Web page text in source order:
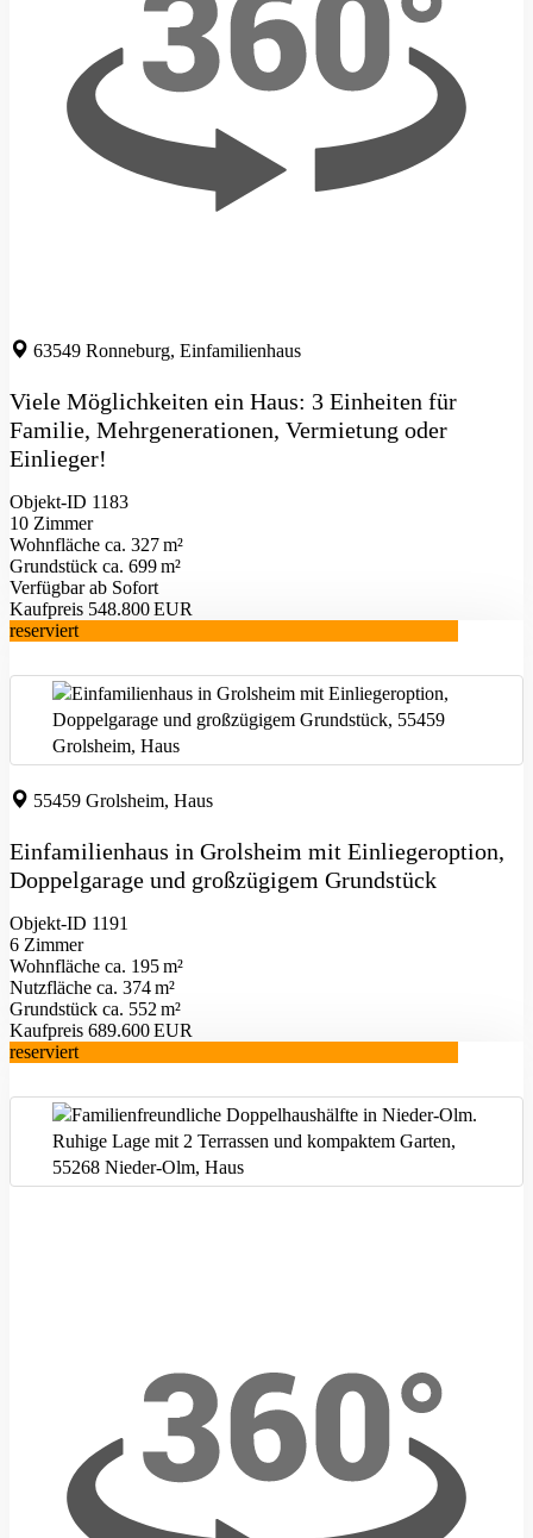
63549 Ronneburg, Einfamilienhaus
Viele Möglichkeiten ein Haus: 3 Einheiten für
Familie, Mehrgenerationen, Vermietung oder
Einlieger!
Objekt-ID 1183
10 Zimmer
Wohnfläche ca. 327 m²
Grund­stück ca. 699 m²
Verfügbar ab Sofort
Kaufpreis 548.800 EUR
reserviert
55459 Grolsheim, Haus
Einfamilienhaus in Grolsheim mit Einliegeroption,
Doppelgarage und großzügigem Grundstück
Objekt-ID 1191
6 Zimmer
Wohnfläche ca. 195 m²
Nutzfläche ca. 374 m²
Grund­stück ca. 552 m²
Kaufpreis 689.600 EUR
reserviert